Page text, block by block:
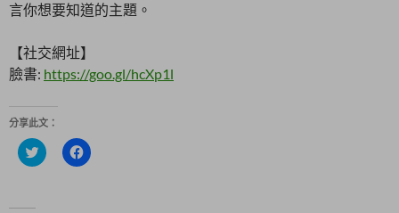
言你想要知道的主題。
【社交網址】
臉書: https://goo.gl/hcXp1l
分享此文：
分
享
按
一